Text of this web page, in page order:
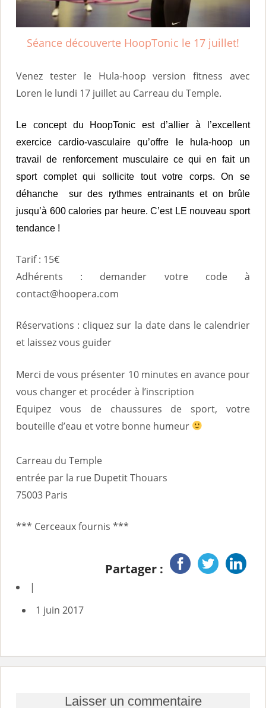
Séance découverte HoopTonic le 17 juillet!
Venez tester le Hula-hoop version fitness avec
Loren le lundi 17 juillet au Carreau du Temple.
Le concept du HoopTonic est d’allier à l’excellent
exercice cardio-vasculaire qu’offre le hula-hoop un
travail de renforcement musculaire ce qui en fait un
sport complet qui sollicite tout votre corps. On se
déhanche sur des rythmes entrainants et on brûle
jusqu’à 600 calories par heure. C’est LE nouveau sport
tendance !
Tarif : 15€
Adhérents : demander votre code à
contact@hoopera.com
Réservations : cliquez sur la date dans le calendrier
et laissez vous guider
Merci de vous présenter 10 minutes en avance pour
vous changer et procéder à l’inscription
Equipez vous de chaussures de sport, votre
bouteille d’eau et votre bonne humeur
Carreau du Temple
entrée par la rue Dupetit Thouars
75003 Paris
*** Cerceaux fournis ***
Partager :
|
1 juin 2017
Laisser un commentaire